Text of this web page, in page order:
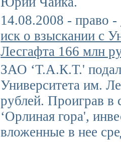
14.08.2008 - право -
иск о взыскании с
Лесгафта 166 млн
ЗАО ‘Т.А.К.Т.'
Университета им.
рублей. Проиграв в
‘Орлиная гора',
вложенные в нее